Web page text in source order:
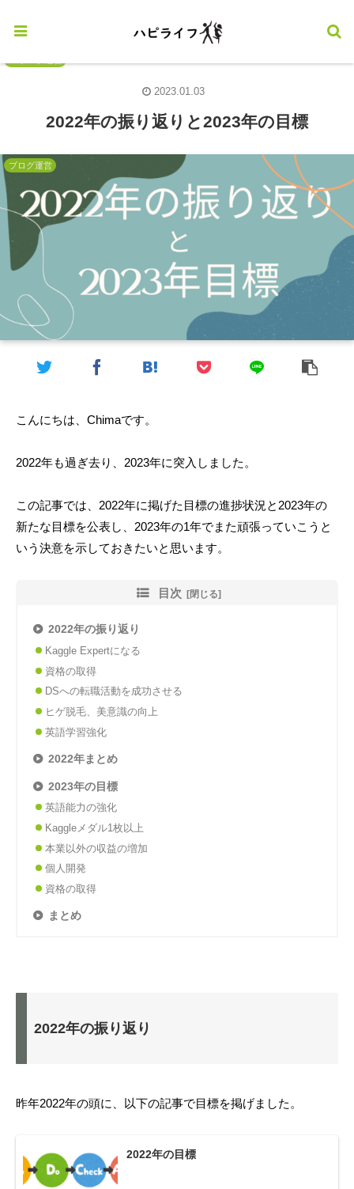
2022年の振り返りと2023年の目標
ブログ運営
2023.01.03
こんにちは、Chimaです。
2022年も過ぎ去り、2023年に突入しました。
この記事では、2022年に掲げた目標の進捗状況と2023年の
新たな目標を公表し、2023年の1年でまた頑張っていこうと
いう決意を示しておきたいと思います。
目次
2022年の振り返り
Kaggle Expertになる
資格の取得
DSへの転職活動を成功させる
ヒゲ脱毛、美意識の向上
英語学習強化
2022年まとめ
2023年の目標
英語能力の強化
Kaggleメダル1枚以上
本業以外の収益の増加
個人開発
資格の取得
まとめ
2022年の振り返り
昨年2022年の頭に、以下の記事で目標を掲げました。
2022年の目標